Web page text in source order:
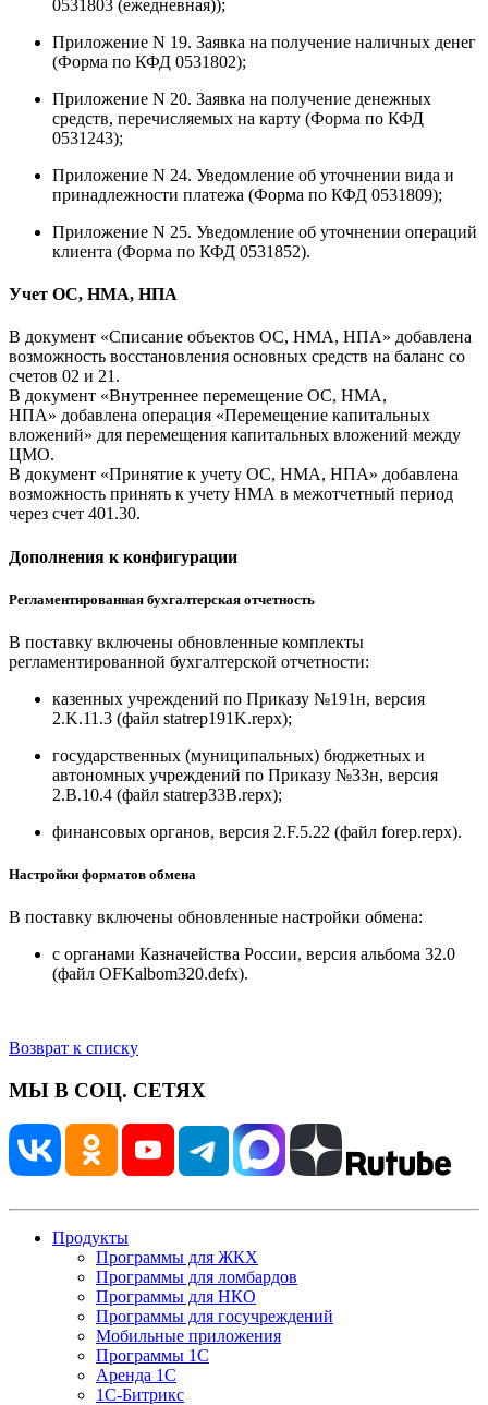
0531803 (ежедневная));
Приложение N 19. Заявка на получение наличных денег
(Форма по КФД 0531802);
Приложение N 20. Заявка на получение денежных
средств, перечисляемых на карту (Форма по КФД
0531243);
Приложение N 24. Уведомление об уточнении вида и
принадлежности платежа (Форма по КФД 0531809);
Приложение N 25. Уведомление об уточнении операций
клиента (Форма по КФД 0531852).
Учет ОС, НМА, НПА
В документ «Списание объектов ОС, НМА, НПА» добавлена
возможность восстановления основных средств на баланс со
счетов 02 и 21.
В документ «Внутреннее перемещение ОС, НМА,
НПА» добавлена операция «Перемещение капитальных
вложений» для перемещения капитальных вложений между
ЦМО.
В документ «Принятие к учету ОС, НМА, НПА» добавлена
возможность принять к учету НМА в межотчетный период
через счет 401.30.
Дополнения к конфигурации
Регламентированная бухгалтерская отчетность
В поставку включены обновленные комплекты
регламентированной бухгалтерской отчетности:
казенных учреждений по Приказу №191н, версия
2.K.11.3 (файл statrep191K.repx);
государственных (муниципальных) бюджетных и
автономных учреждений по Приказу №33н, версия
2.B.10.4 (файл statrep33B.repx);
финансовых органов, версия 2.F.5.22 (файл forep.repx).
Настройки форматов обмена
В поставку включены обновленные настройки обмена:
с органами Казначейства России, версия альбома 32.0
(файл OFKalbom320.defx).
Возврат к списку
МЫ В СОЦ. СЕТЯХ
Продукты
Программы для ЖКХ
Программы для ломбардов
Программы для НКО
Программы для госучреждений
Мобильные приложения
Программы 1С
Аренда 1С
1С-Битрикс